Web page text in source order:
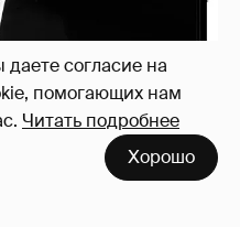
согласие на
помогающих нам
Читать подробнее
Хорошо